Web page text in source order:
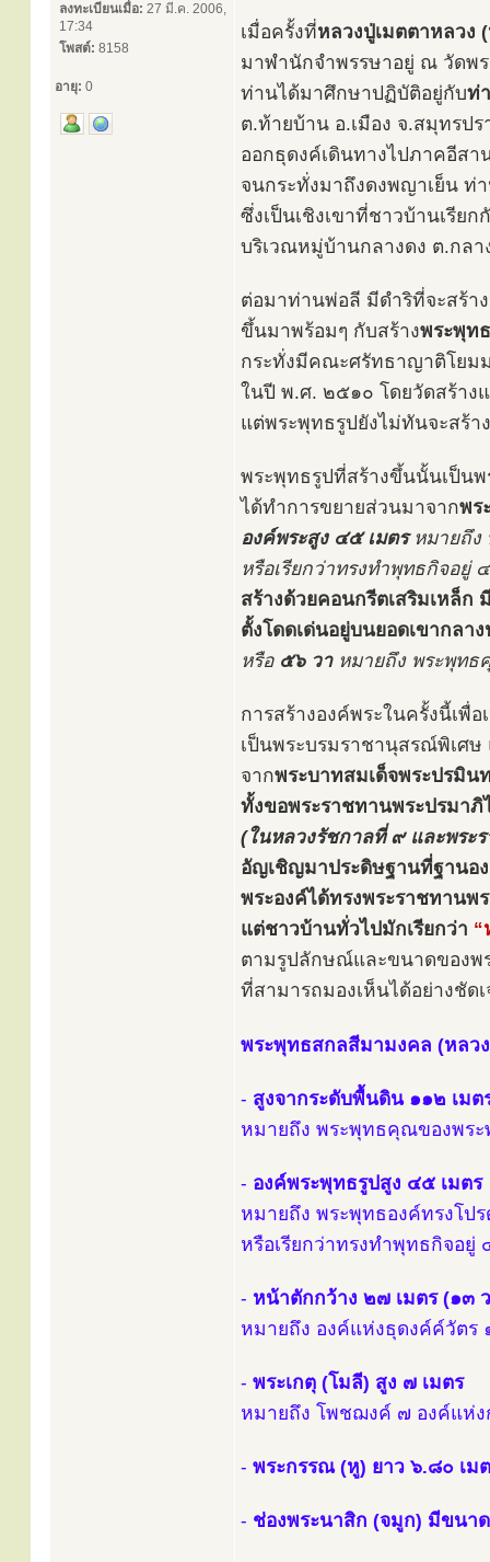
ลงทะเบียนเมื่อ: 27 มี.ค. 2006,
17:34
โพสต์: 8158
อายุ: 0
เมื่อครั้งที่หลวงปู่เมตตาหลวง
มาพำนักจำพรรษาอยู่ ณ วัดพ
ท่านได้มาศึกษาปฏิบัติอยู่กับท่
ต.ท้ายบ้าน อ.เมือง จ.สมุทรป
ออกธุดงค์เดินทางไปภาคอีสา
จนกระทั่งมาถึงดงพญาเย็น
ซึ่งเป็นเชิงเขาที่ชาวบ้านเรีย
บริเวณหมู่บ้านกลางดง ต.กล
ต่อมาท่านพ่อลี มีดำริที่จะสร้าง
ขึ้นมาพร้อมๆ กับสร้างพระพุท
กระทั่งมีคณะศรัทธาญาติโยม
ในปี พ.ศ. ๒๕๑๐ โดยวัดสร้าง
แต่พระพุทธรูปยังไม่ทันจะสร้
พระพุทธรูปที่สร้างขึ้นนั้นเป็น
ได้ทำการขยายส่วนมาจากพร
องค์พระสูง ๔๕ เมตรหมายถึง
หรือเรียกว่าทรงทำพุทธกิจอยู่
สร้างด้วยคอนกรีตเสริมเหล็
ตั้งโดดเด่นอยู่บนยอดเขากลาง
หรือ ๕๖ วาหมายถึง พระพุทธ
การสร้างองค์พระในครั้งนี้เพื่
เป็นพระบรมราชานุสรณ์พิเศ
จากพระบาทสมเด็จพระปรมิ
ทั้งขอพระราชทานพระปรมาภิ
(ในหลวงรัชกาลที่ ๙ และพระ
อัญเชิญมาประดิษฐานที่ฐานอ
พระองค์ได้ทรงพระราชทานพ
แต่ชาวบ้านทั่วไปมักเรียกว่า “
ตามรูปลักษณ์และขนาดของพ
ที่สามารถมองเห็นได้อย่างชัด
พระพุทธสกลสีมามงคล (หล
- สูงจากระดับพื้นดิน ๑๑๒ เมต
หมายถึง พระพุทธคุณของพระ
- องค์พระพุทธรูปสูง ๔๕ เมตร
หมายถึง พระพุทธองค์ทรงโป
หรือเรียกว่าทรงทำพุทธกิจอยู่
- หน้าตักกว้าง ๒๗ เมตร (๑๓
หมายถึง องค์แห่งธุดงค์ค์วัตร
- พระเกตุ (โมลี) สูง ๗ เมตร
หมายถึง โพชฌงค์ ๗ องค์แห่ง
- พระกรรณ (หู) ยาว ๖.๘๐ เม
- ช่องพระนาสิก (จมูก) มีขนา